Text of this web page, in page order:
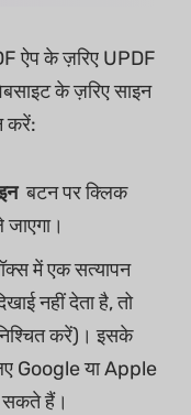
ऐप के ज़रिए UPDF
के ज़रिए साइन
करें:
बटन पर क्लिक
में एक सत्यापन
नहीं देता है, तो
करें)। इसके
Google या Apple
सकते हैं।